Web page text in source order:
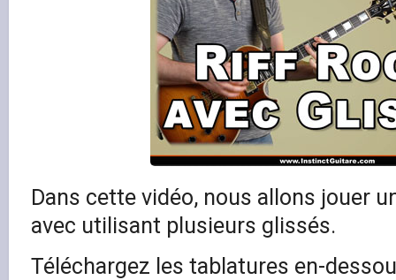
Dans cette vidéo, nous allons jouer
avec utilisant plusieurs glissés.
Téléchargez les tablatures en-